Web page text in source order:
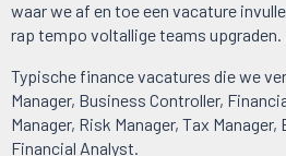
waar we af en toe een vacature
rap tempo voltallige teams upgraden.
Typische finance vacatures die we
Manager, Business Controller,
Manager, Risk Manager, Tax
Financial Analyst.